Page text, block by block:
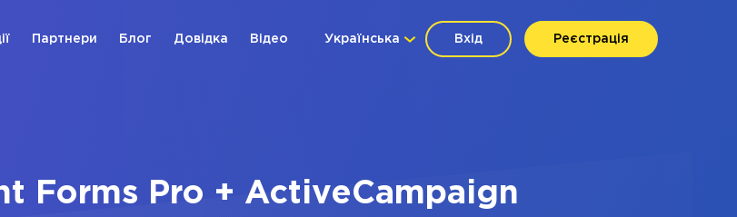
Вхід Реєстрація
Українська
Партнери Блог Довідка Відео
Forms Pro + ActiveCampaign